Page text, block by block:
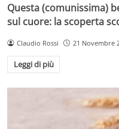
Questa (comunissima)
sul cuore: la scoperta
Claudio Rossi 21 Novembre
Leggi di più